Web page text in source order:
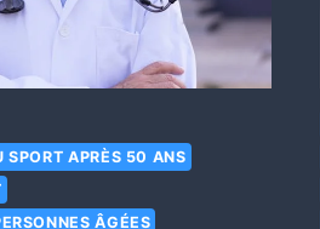
SPORT APRÈS 50 ANS
ÂGÉES